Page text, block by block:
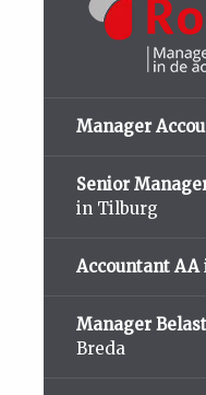
Manager
Senior
in Tilburg
Accountant AA
Manager
Breda